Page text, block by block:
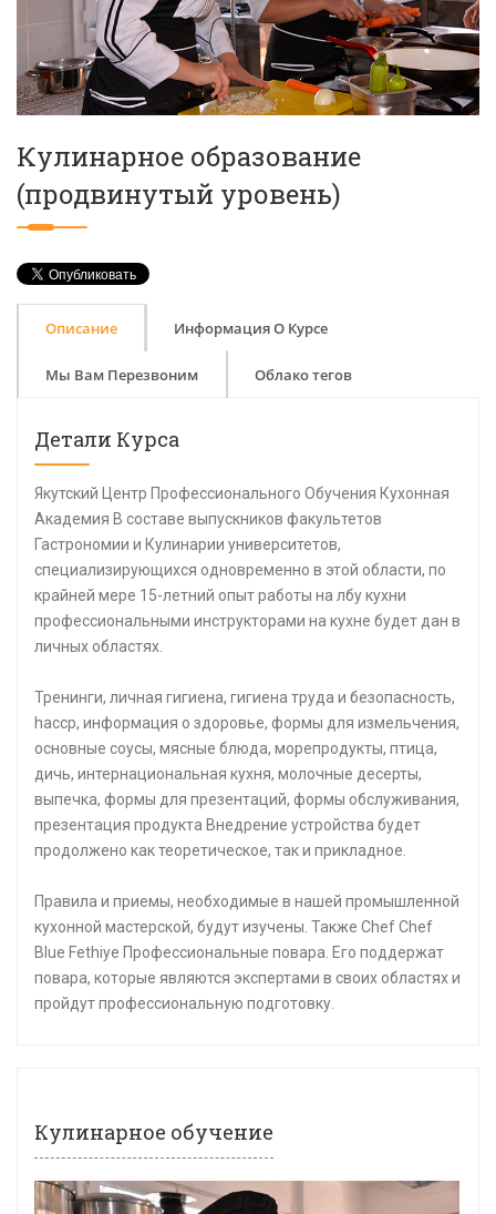
Кулинарное образование
(продвинутый уровень)
Описание Информация О Курсе
Мы Вам Перезвоним Облако тегов
Детали Курса
Якутский Центр Профессионального Обучения Кухонная
Академия В составе выпускников факультетов
Гастрономии и Кулинарии университетов,
специализирующихся одновременно в этой области, по
крайней мере 15-летний опыт работы на лбу кухни
профессиональными инструкторами на кухне будет дан в
личных областях.
Тренинги, личная гигиена, гигиена труда и безопасность,
haccp, информация о здоровье, формы для измельчения,
основные соусы, мясные блюда, морепродукты, птица,
дичь, интернациональная кухня, молочные десерты,
выпечка, формы для презентаций, формы обслуживания,
презентация продукта Внедрение устройства будет
продолжено как теоретическое, так и прикладное.
Правила и приемы, необходимые в нашей промышленной
кухонной мастерской, будут изучены. Также Chef Chef
Blue Fethiye Профессиональные повара. Его поддержат
повара, которые являются экспертами в своих областях и
пройдут профессиональную подготовку.
Кулинарное обучение